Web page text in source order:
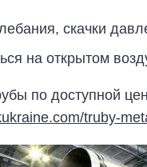
скачки
на открытом
по доступной
truby-